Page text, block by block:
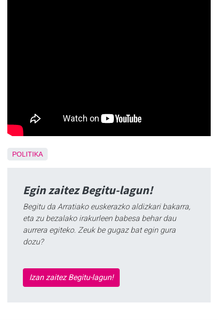
POLITIKA
Egin zaitez Begitu-lagun!
Begitu da Arratiako euskerazko aldizkari bakarra,
eta zu bezalako irakurleen babesa behar dau
aurrera egiteko. Zeuk be gugaz bat egin gura
dozu?
Izan zaitez Begitu-lagun!